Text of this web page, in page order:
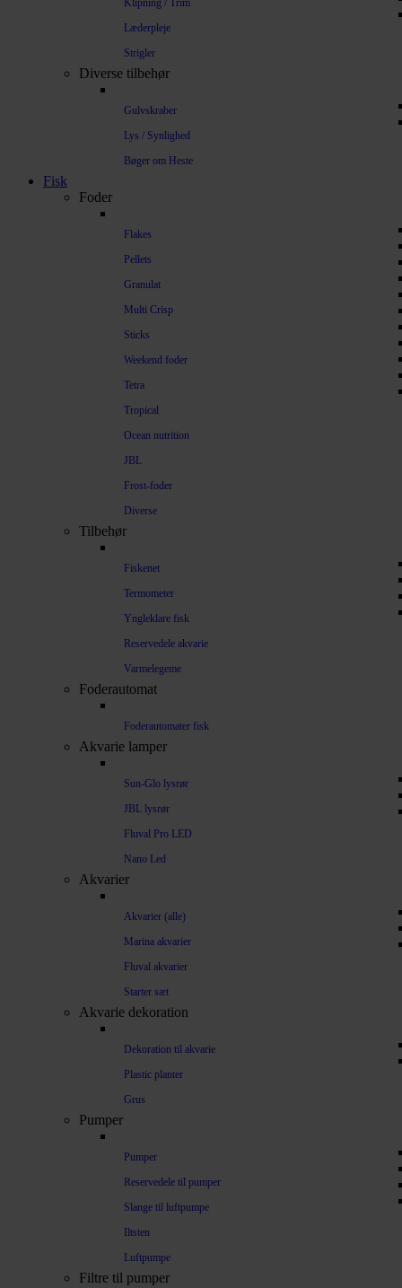
Klipning / Trim
Læderpleje
Strigler
Diverse tilbehør
Gulvskraber
Lys / Synlighed
Bøger om Heste
Fisk
Foder
Flakes
Pellets
Granulat
Multi Crisp
Sticks
Weekend foder
Tetra
Tropical
Ocean nutrition
JBL
Frost-foder
Diverse
Tilbehør
Fiskenet
Termometer
Yngleklare fisk
Reservedele akvarie
Varmelegeme
Foderautomat
Foderautomater fisk
Akvarie lamper
Sun-Glo lysrør
JBL lysrør
Fluval Pro LED
Nano Led
Akvarier
Akvarier (alle)
Marina akvarier
Fluval akvarier
Starter sæt
Akvarie dekoration
Dekoration til akvarie
Plastic planter
Grus
Pumper
Pumper
Reservedele til pumper
Slange til luftpumpe
Iltsten
Luftpumpe
Filtre til pumper